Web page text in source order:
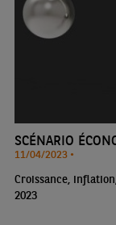
SCÉNARIO
11/04/2023 •
Croissance,
2023